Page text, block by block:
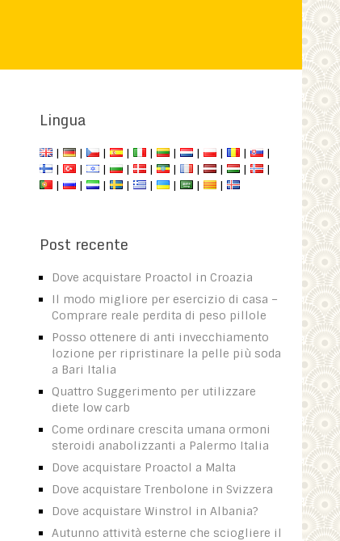
Lingua
| | | | | | | | |
|
|
| | | | | | | |
|
|
| | | | | | |
Post recente
Dove acquistare Proactol in Croazia
Il modo migliore per esercizio di casa –
Comprare reale perdita di peso pillole
Posso ottenere di anti invecchiamento
lozione per ripristinare la pelle più soda
a Bari Italia
Quattro Suggerimento per utilizzare
diete low carb
Come ordinare crescita umana ormoni
steroidi anabolizzanti a Palermo Italia
Dove acquistare Proactol a Malta
Dove acquistare Trenbolone in Svizzera
Dove acquistare Winstrol in Albania?
Autunno attività esterne che sciogliere il